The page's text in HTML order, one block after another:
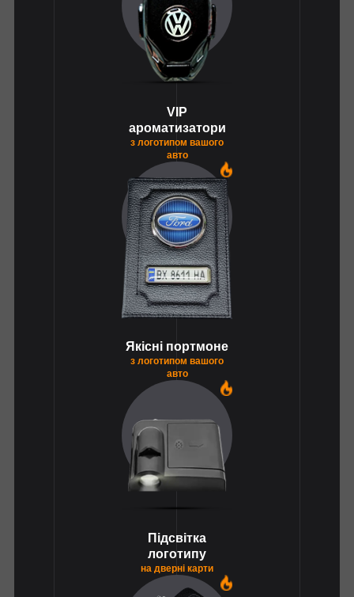
VIP
ароматизатори
з логотипом вашого
авто
Якісні портмоне
з логотипом вашого
авто
Підсвітка
логотипу
на дверні карти